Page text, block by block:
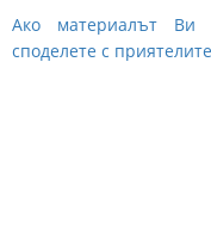
Ако материалът Ви
споделете с